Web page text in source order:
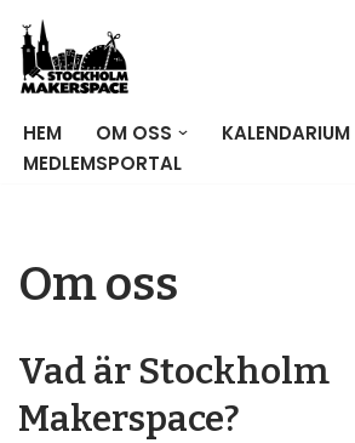
Hoppa
till
innehåll
HEM OM OSS KALENDARIUM
MEDLEMSPORTAL
Om oss
Vad är Stockholm
Makerspace?